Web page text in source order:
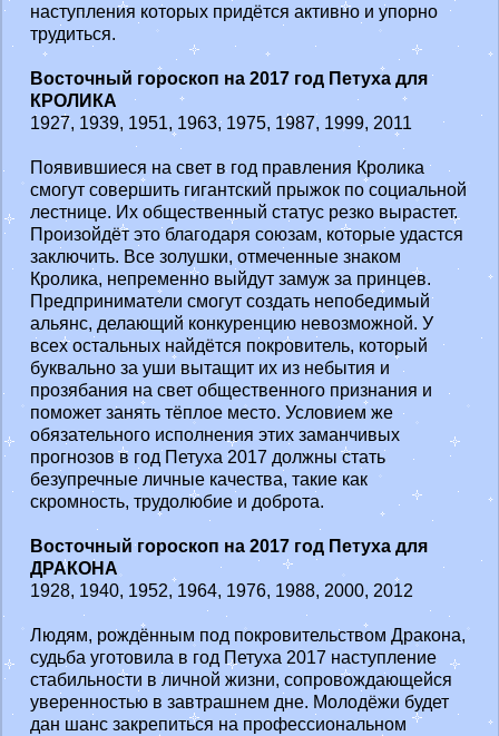
наступления которых придётся активно и упорно
трудиться.
Восточный гороскоп на 2017 год Петуха для
КРОЛИКА
1927, 1939, 1951, 1963, 1975, 1987, 1999, 2011
Появившиеся на свет в год правления Кролика
смогут совершить гигантский прыжок по социальной
лестнице. Их общественный статус резко вырастет.
Произойдёт это благодаря союзам, которые удастся
заключить. Все золушки, отмеченные знаком
Кролика, непременно выйдут замуж за принцев.
Предприниматели смогут создать непобедимый
альянс, делающий конкуренцию невозможной. У
всех остальных найдётся покровитель, который
буквально за уши вытащит их из небытия и
прозябания на свет общественного признания и
поможет занять тёплое место. Условием же
обязательного исполнения этих заманчивых
прогнозов в год Петуха 2017 должны стать
безупречные личные качества, такие как
скромность, трудолюбие и доброта.
Восточный гороскоп на 2017 год Петуха для
ДРАКОНА
1928, 1940, 1952, 1964, 1976, 1988, 2000, 2012
Людям, рождённым под покровительством Дракона,
судьба уготовила в год Петуха 2017 наступление
стабильности в личной жизни, сопровождающейся
уверенностью в завтрашнем дне. Молодёжи будет
дан шанс закрепиться на профессиональном